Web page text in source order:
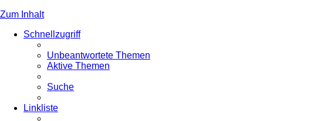
Zum Inhalt
Schnellzugriff
Unbeantwortete Themen
Aktive Themen
Suche
Linkliste